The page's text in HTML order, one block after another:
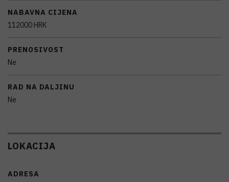
NABAVNA CIJENA
112000 HRK
PRENOSIVOST
Ne
RAD NA DALJINU
Ne
LOKACIJA
ADRESA